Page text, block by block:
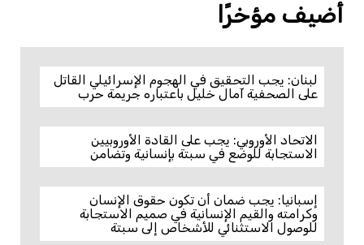
أضيف مؤخرًا
لبنان: يجب التحقيق في الهجوم الإسرائيلي القاتل
على الصحفية آمال خليل باعتباره جريمة حرب
الاتحاد الأوروبي: يجب على القادة الأوروبيين
الاستجابة للوضع في سبتة بإنسانية وتضامن
إسبانيا: يجب ضمان أن تكون حقوق الإنسان
وكرامته والقيم الإنسانية في صميم الاستجابة
للوصول الاستثنائي للأشخاص إلى سبتة